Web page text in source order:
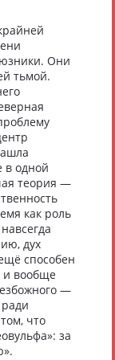
Они
тьмой.
в одной
теория —
как роль
дух
способен
и вообще
—
что
за